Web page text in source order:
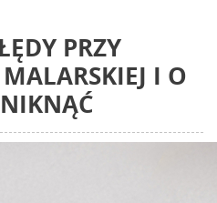
PRZY
I O